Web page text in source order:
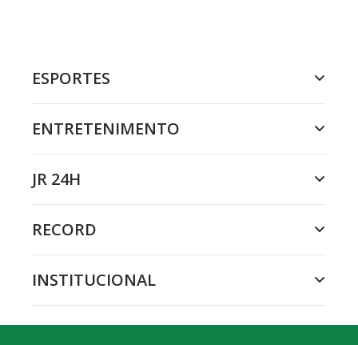
ESPORTES
ENTRETENIMENTO
JR 24H
RECORD
INSTITUCIONAL